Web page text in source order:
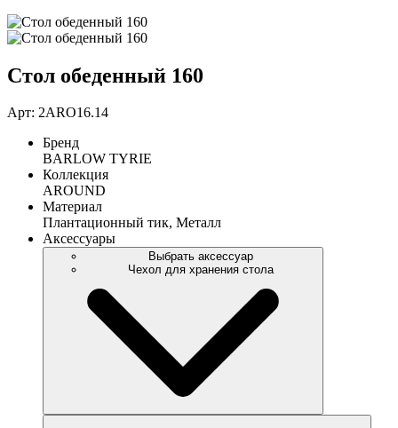
Стол обеденный 160
Арт: 2ARO16.14
Бренд
BARLOW TYRIE
Коллекция
AROUND
Материал
Плантационный тик, Металл
Аксессуары
Выбрать аксессуар
Чехол для хранения стола